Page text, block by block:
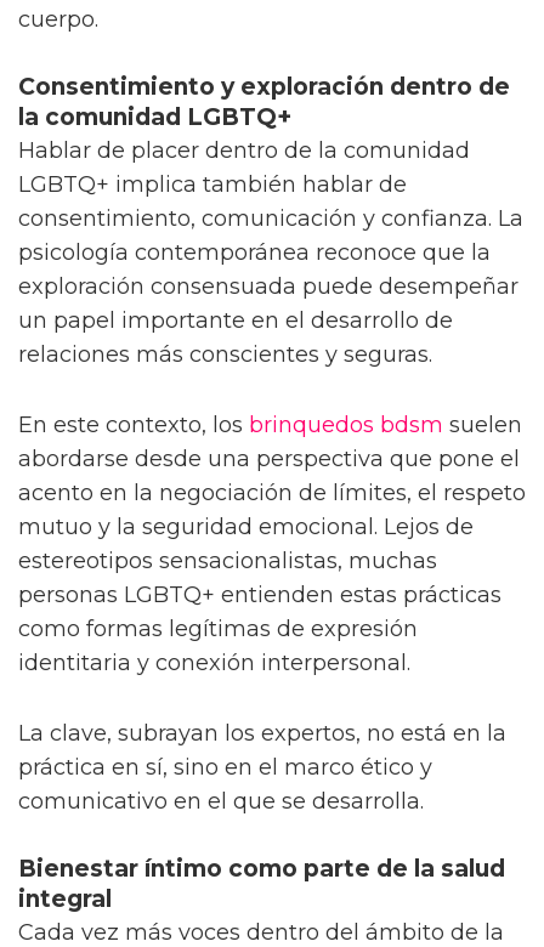
cuerpo.
Consentimiento y exploración dentro de
la comunidad LGBTQ+
Hablar de placer dentro de la comunidad
LGBTQ+ implica también hablar de
consentimiento, comunicación y confianza. La
psicología contemporánea reconoce que la
exploración consensuada puede desempeñar
un papel importante en el desarrollo de
relaciones más conscientes y seguras.
En este contexto, los brinquedos bdsm suelen
abordarse desde una perspectiva que pone el
acento en la negociación de límites, el respeto
mutuo y la seguridad emocional. Lejos de
estereotipos sensacionalistas, muchas
personas LGBTQ+ entienden estas prácticas
como formas legítimas de expresión
identitaria y conexión interpersonal.
La clave, subrayan los expertos, no está en la
práctica en sí, sino en el marco ético y
comunicativo en el que se desarrolla.
Bienestar íntimo como parte de la salud
integral
Cada vez más voces dentro del ámbito de la